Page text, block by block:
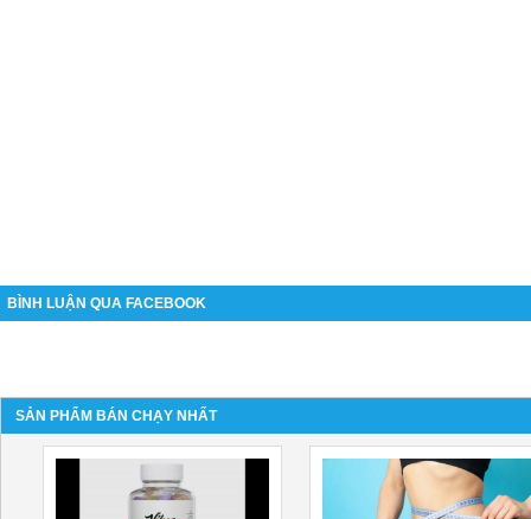
BÌNH LUẬN QUA FACEBOOK
SẢN PHẨM BÁN CHẠY NHẤT